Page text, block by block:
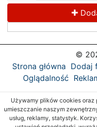
©
Strona główna Dodaj
Oglądalność
Używamy plików cookies
umieszczanie naszym
usług, reklamy, statystyk.